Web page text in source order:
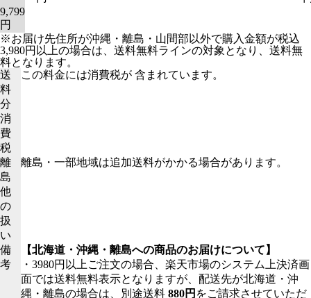
9,799
円
※お届け先住所が沖縄・離島・山間部以外で購入金額が税込
3,980円以上の場合は、送料無料ラインの対象となり、送料無
料となります。
送
料
分
消
費
税
この料金には消費税が 含まれています。
離
島
他
の
扱
い
離島・一部地域は追加送料がかかる場合があります。
備
考
【北海道・沖縄・離島への商品のお届けについて】
・3980円以上ご注文の場合、楽天市場のシステム上決済画
面では送料無料表示となりますが、配送先が北海道・沖
縄・離島の場合は、別途送料 880円 をご請求させていただ